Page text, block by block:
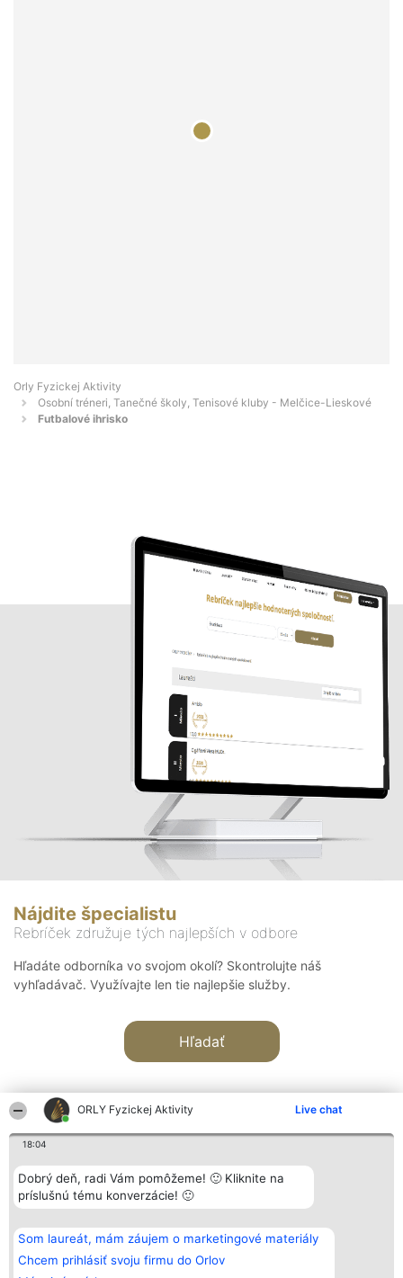
ORLY Fyzickej Aktivity Live chat
18:04
Dobrý deň, radi Vám pomôžeme! 🙂 Kliknite na
príslušnú tému konverzácie! 🙂
Som laureát, mám záujem o marketingové materiály
Chcem prihlásiť svoju firmu do Orlov
Orly Fyzickej Aktivity
Osobní tréneri, Tanečné školy, Tenisové kluby - Melčice-Lieskové
Futbalové ihrisko
Nájdite špecialistu
Rebríček združuje tých najlepších v odbore
Hľadáte odborníka vo svojom okolí? Skontrolujte náš
vyhľadávač. Využívajte len tie najlepšie služby.
Hľadať
Organizátor hodnotenia
Bright Side Solutions sp. z o.
o. sp. k.
Wrocław 50-079
KRS 0000749100 | Regon
381313360 | NIP 8943132676
+48 508 492 400
Hodnotenie
Laureáti
Lista
Laureatów
Podmienky
Obchodné
podmienky
Kontakt
Kontakt